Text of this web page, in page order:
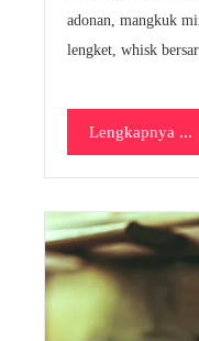
adonan, mangkuk
lengket, whisk
Lengkapnya ...